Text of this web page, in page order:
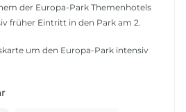
der Europa-Park Themenhotels
früher Eintritt in den Park am 2.
um den Europa-Park intensiv